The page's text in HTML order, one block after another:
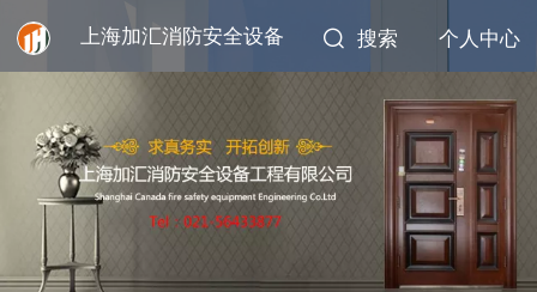
上海加汇消防安全设备 搜索 个人中心